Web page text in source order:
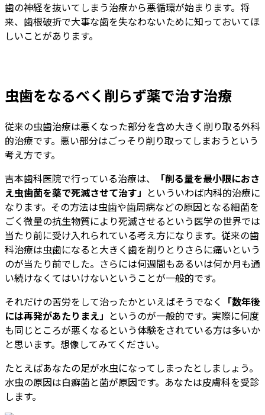
歯の神経を抜いてしまう治療から悪循環が始まります。将
来、歯根破折で大事な歯を失なわないために知っておいてほ
しいことがあります。
虫歯をなるべく削らず薬で治す治療
従来の虫歯治療は悪くなった部分を含め大きく削り取る外科
的治療です。悪い部分はごっそり削り取ってしまおうという
考え方です。
吉本歯科医院で行っている治療は、
「削る量を最小限におさ
え虫歯菌を薬で死滅させて治す」 といういわば内科的治療に
なります。その方法は虫歯や歯周病などの原因となる細菌を
ごく微量の抗生物質により死滅させるという医学の世界では
当たり前に受け入れられている考え方になります。従来の歯
科治療は虫歯になると大きく歯を削りとりさらに痛いという
のが当たり前でした。さらには何週間もあるいは何か月も通
い続けなくてはいけないということが一般的です。
それだけの苦労をして治ったかといえばそうでなく 「数年後
には再発があたりまえ」 というのが一般的です。実際に何度
も同じところが悪くなるという体験をされている方は多いか
と思います。想像してみてください。
たとえばあなたの足が水虫になってしまったとしましょう。
水虫の原因は白癬菌と菌が原因です。あなたは皮膚科を受診
します。